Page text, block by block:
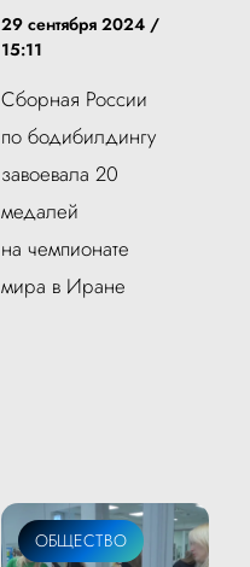
29 сентября 2024 /
15:11
Сборная России
по бодибилдингу
завоевала 20
медалей
на чемпионате
мира в Иране
ОБЩЕСТВО